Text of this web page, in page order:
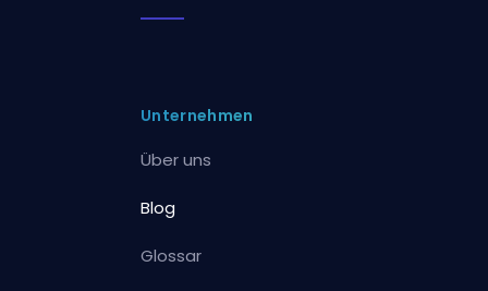
Unternehmen
Über uns
Blog
Glossar